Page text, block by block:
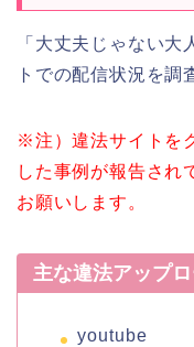
「大丈夫じゃない大
トでの配信状況を調
※注）違法サイトを
した事例が報告され
お願いします。
主な違法アップ
youtube